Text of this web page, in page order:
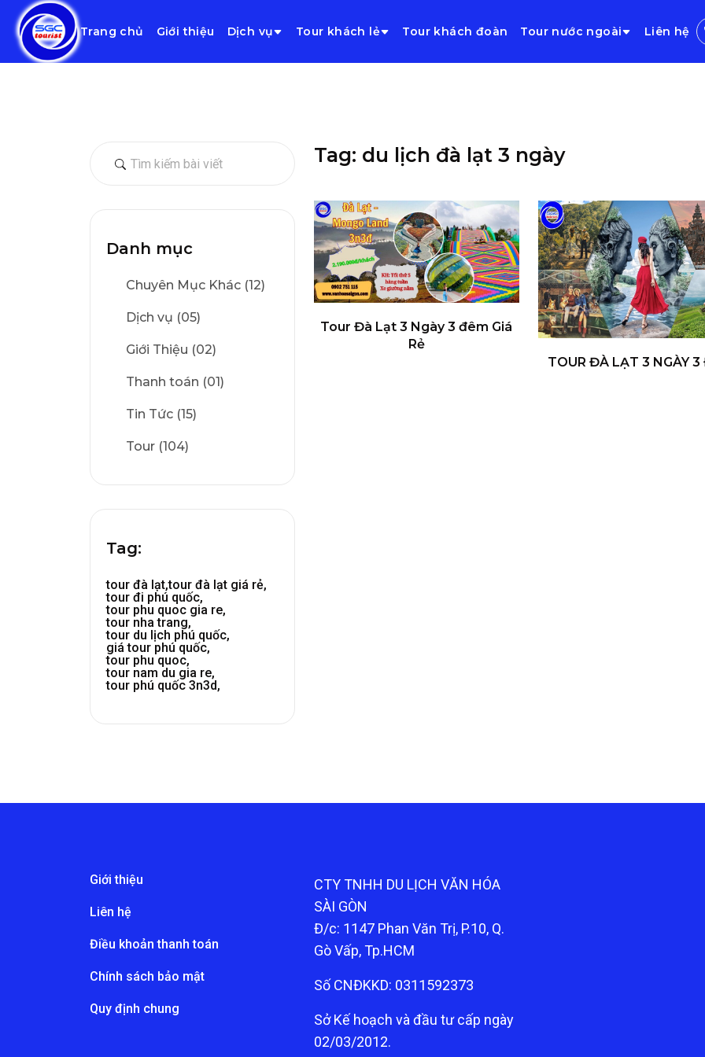
Trang chủ Giới thiệu Dịch vụ Tour khách lẻ Tour khách đoàn Tour nước ngoài Liên hệ
Danh mục
Chuyên Mục Khác (12)
Dịch vụ (05)
Giới Thiệu (02)
Thanh toán (01)
Tin Tức (15)
Tour (104)
Tag:
tour đà lạt,tour đà lạt giá rẻ,
tour đi phú quốc,
tour phu quoc gia re,
tour nha trang,
tour du lịch phú quốc,
giá tour phú quốc,
tour phu quoc,
tour nam du gia re,
tour phú quốc 3n3d,
Tag: du lịch đà lạt 3 ngày
Tour Đà Lạt 3 Ngày 3 đêm Giá
Rẻ
TOUR ĐÀ LẠT 3 NGÀY 3
Giới thiệu
Liên hệ
Điều khoản thanh toán
Chính sách bảo mật
Quy định chung
CTY TNHH DU LỊCH VĂN HÓA
SÀI GÒN
Đ/c: 1147 Phan Văn Trị, P.10, Q.
Gò Vấp, Tp.HCM
Số CNĐKKD: 0311592373
Sở Kế hoạch và đầu tư cấp ngày
02/03/2012.